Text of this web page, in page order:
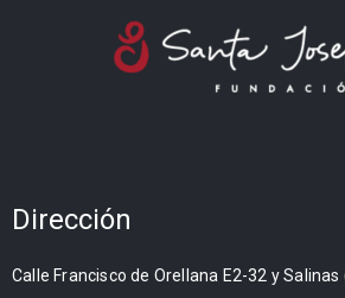
Dirección
Calle Francisco de Orellana E2-32 y